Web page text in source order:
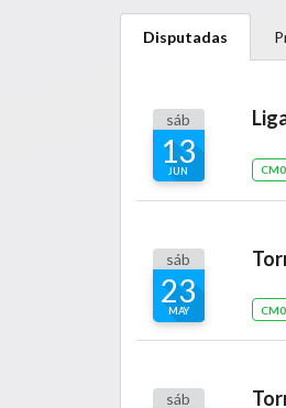
Disputadas
sáb
13
JUN
sáb
23
MAY
sáb